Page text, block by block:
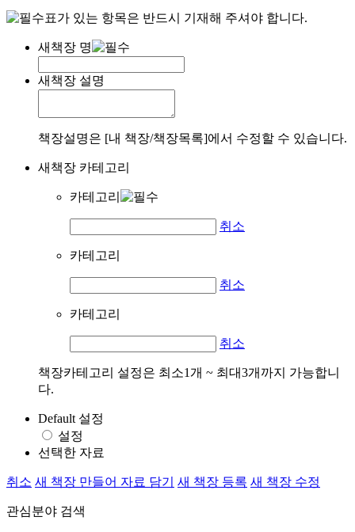
표가 있는 항목은 반드시 기재해 주셔야 합니다.
새책장 명
새책장 설명
책장설명은 [내 책장/책장목록]에서 수정할 수 있습니다.
새책장 카테고리
카테고리
취소
카테고리
취소
카테고리
취소
책장카테고리 설정은 최소1개 ~ 최대3개까지 가능합니
다.
Default 설정
설정
선택한 자료
취소 새 책장 만들어 자료 담기 새 책장 등록 새 책장 수정
관심분야 검색